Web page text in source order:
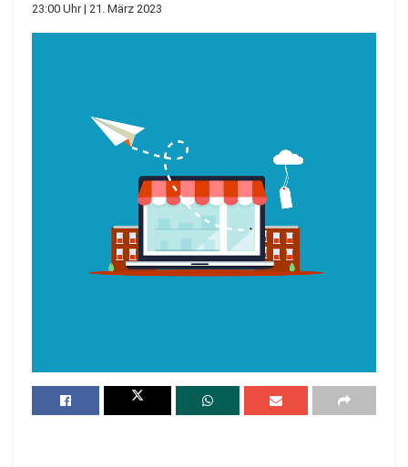
23:00 Uhr | 21. März 2023